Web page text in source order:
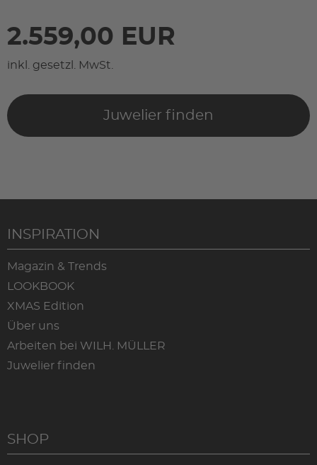
2.559,00 EUR
inkl. gesetzl. MwSt.
Juwelier finden
INSPIRATION
Magazin & Trends
LOOKBOOK
XMAS Edition
Über uns
Arbeiten bei WILH. MÜLLER
Juwelier finden
SHOP